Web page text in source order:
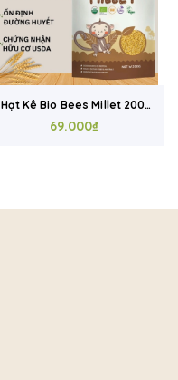
Hạt Kê Bio Bees Millet 200g
– Nấu Cháo, Làm Bột Ăn
69.000₫